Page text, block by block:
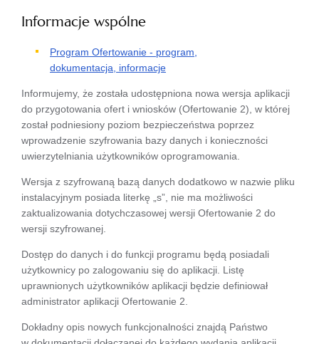
Informacje wspólne
Program Ofertowanie - program,
dokumentacja, informacje
Informujemy, że została udostępniona nowa wersja aplikacji
do przygotowania ofert i wniosków (Ofertowanie 2), w której
został podniesiony poziom bezpieczeństwa poprzez
wprowadzenie szyfrowania bazy danych i konieczności
uwierzytelniania użytkowników oprogramowania.
Wersja z szyfrowaną bazą danych dodatkowo w nazwie pliku
instalacyjnym posiada literkę „s”, nie ma możliwości
zaktualizowania dotychczasowej wersji Ofertowanie 2 do
wersji szyfrowanej.
Dostęp do danych i do funkcji programu będą posiadali
użytkownicy po zalogowaniu się do aplikacji. Listę
uprawnionych użytkowników aplikacji będzie definiował
administrator aplikacji Ofertowanie 2.
Dokładny opis nowych funkcjonalności znajdą Państwo